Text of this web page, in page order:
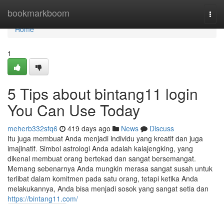
bookmarkboom
Home
Home
1
5 Tips about bintang11 login
You Can Use Today
meherb332sfq6 419 days ago News
Discuss
Itu juga membuat Anda menjadi individu yang kreatif dan juga
imajinatif. Simbol astrologi Anda adalah kalajengking, yang
dikenal membuat orang bertekad dan sangat bersemangat.
Memang sebenarnya Anda mungkin merasa sangat susah untuk
terlibat dalam komitmen pada satu orang, tetapi ketika Anda
melakukannya, Anda bisa menjadi sosok yang sangat setia dan
https://bintang11.com/